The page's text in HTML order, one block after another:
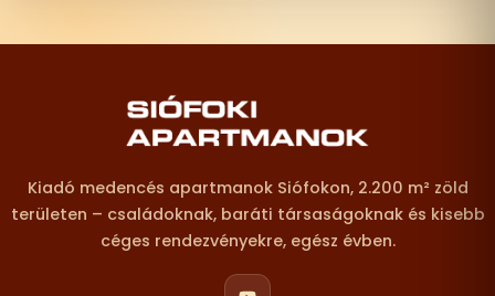
Lábléc – elérhetőségek
Kiadó medencés apartmanok Siófokon, 2.200 m² zöld
területen – családoknak, baráti társaságoknak és kisebb
céges rendezvényekre, egész évben.